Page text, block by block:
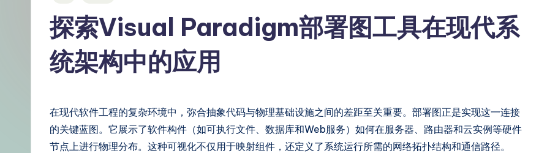
简
中
文
探索Visual Paradigm部署图工具在现代系
统架构中的应用
在现代软件工程的复杂环境中，弥合抽象代码与物理基础设施之间的差距至关重要。部署图正是实现这一连接
的关键蓝图。它展示了软件构件（如可执行文件、数据库和Web服务）如何在服务器、路由器和云实例等硬件
节点上进行物理分布。这种可视化不仅用于映射组件，还定义了系统运行所需的网络拓扑结构和通信路径。